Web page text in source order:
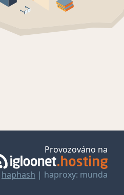
Provozováno na
haphash | haproxy: munda